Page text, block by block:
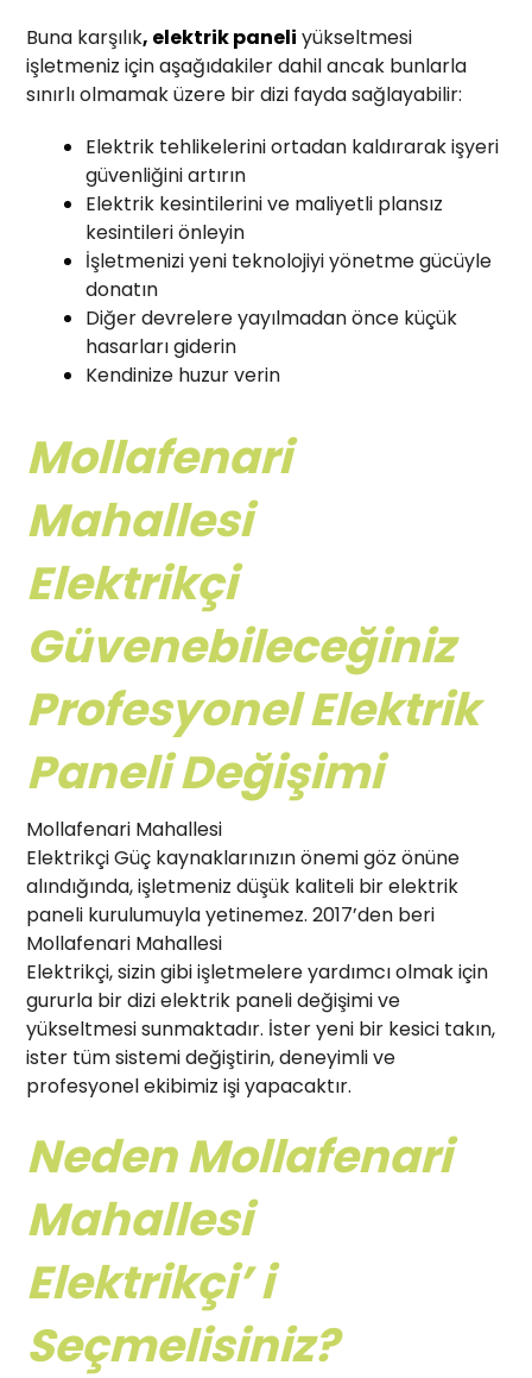
Buna karşılık, elektrik paneli yükseltmesi
işletmeniz için aşağıdakiler dahil ancak bunlarla
sınırlı olmamak üzere bir dizi fayda sağlayabilir:
Elektrik tehlikelerini ortadan kaldırarak işyeri
güvenliğini artırın
Elektrik kesintilerini ve maliyetli plansız
kesintileri önleyin
İşletmenizi yeni teknolojiyi yönetme gücüyle
donatın
Diğer devrelere yayılmadan önce küçük
hasarları giderin
Kendinize huzur verin
Mollafenari
Mahallesi
Elektrikçi
Güvenebileceğiniz
Profesyonel Elektrik
Paneli Değişimi
Mollafenari Mahallesi
Elektrikçi Güç kaynaklarınızın önemi göz önüne
alındığında, işletmeniz düşük kaliteli bir elektrik
paneli kurulumuyla yetinemez. 2017’den beri
Mollafenari Mahallesi
Elektrikçi, sizin gibi işletmelere yardımcı olmak için
gururla bir dizi elektrik paneli değişimi ve
yükseltmesi sunmaktadır. İster yeni bir kesici takın,
ister tüm sistemi değiştirin, deneyimli ve
profesyonel ekibimiz işi yapacaktır.
Neden Mollafenari
Mahallesi
Elektrikçi’ i
Seçmelisiniz?